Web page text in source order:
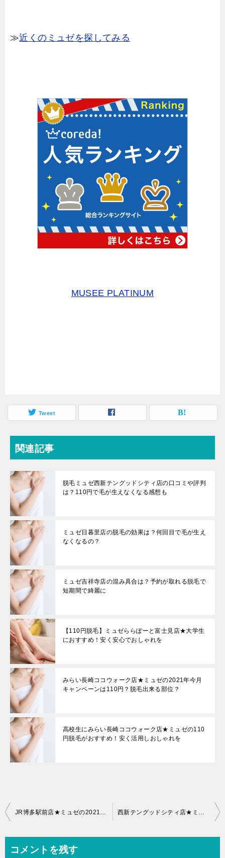
≫近くのミュゼを探してみる
MUSEE PLATINUM
Tweet
関連記事
脱毛ミュゼ西新テングッドシティ店の口コミや評判
は？110円で毛が生えなくなる感想も
ミュゼ日暮里店の脱毛の効果は？何回目で毛が生え
なくなるの？
ミュゼ吉祥寺店の混み具合は？予約が取れる脱毛で
短期間で綺麗に
【110円脱毛】ミュゼららぽーと富士見店★大学生
におすすめ！安く安心でおしゃれを
みらい長崎ココウォーク店★ミュゼの2021年今月
キャンペーンは110円？脱毛出来る部位？
高校生にみらい長崎ココウォーク店★ミュゼの110
円脱毛がおすすめ！安く活用しおしゃれを
投
JR博多駅前店★ミュゼの2021年今月キャンペーンは110円？脱毛出来る部位？ 西新テングッドシティ店★ミュゼの2021年今月キャンペーンは110円？脱毛出来る部位？
コメントを残す